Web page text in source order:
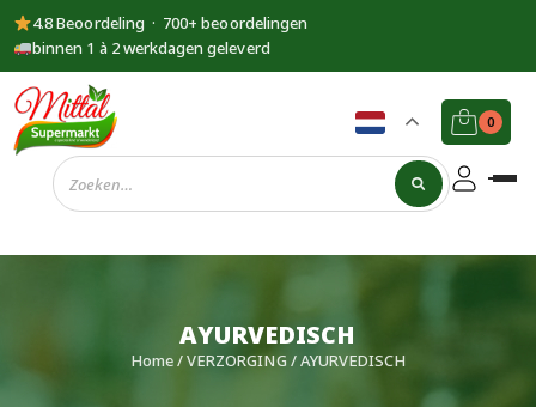
4.8 Beoordeling · 700+ beoordelingen
binnen 1 à 2 werkdagen geleverd
Supermarkt
Mittal
0
AYURVEDISCH
Home/VERZORGING / AYURVEDISCH